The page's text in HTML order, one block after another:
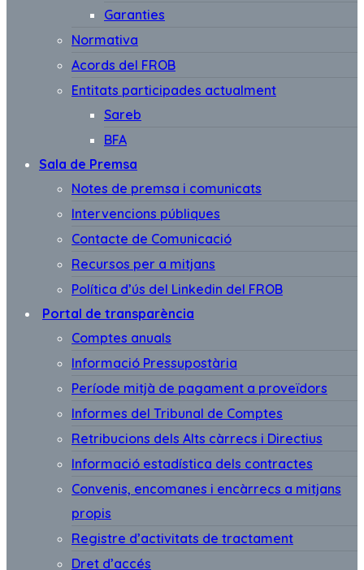
Garanties
Normativa
Acords del FROB
Entitats participades actualment
Sareb
BFA
Sala de Premsa
Notes de premsa i comunicats
Intervencions públiques
Contacte de Comunicació
Recursos per a mitjans
Política d’ús del Linkedin del FROB
Portal de transparència
Comptes anuals
Informació Pressupostària
Període mitjà de pagament a proveïdors
Informes del Tribunal de Comptes
Retribucions dels Alts càrrecs i Directius
Informació estadística dels contractes
Convenis, encomanes i encàrrecs a mitjans
propis
Registre d’activitats de tractament
Dret d’accés